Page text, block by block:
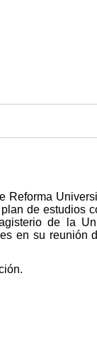
Reforma
de estudios
de la
en su reunión